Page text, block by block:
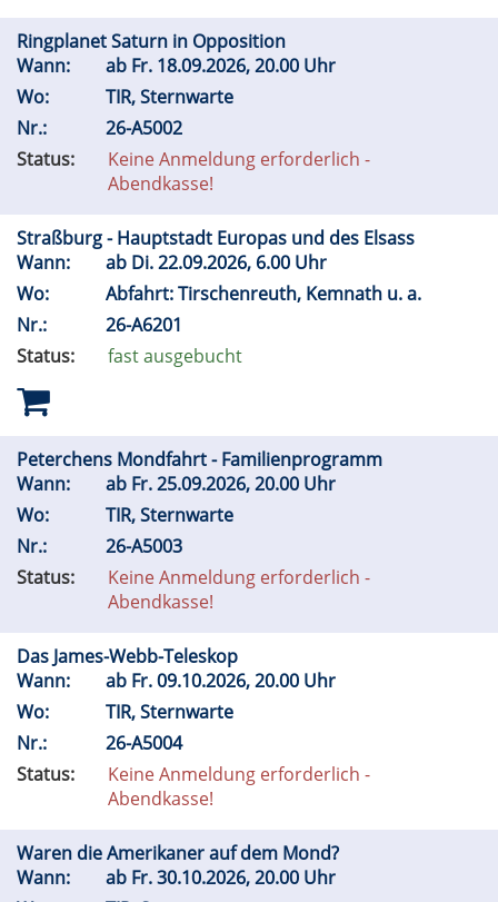
Ringplanet Saturn in Opposition
Wann:
ab Fr. 18.09.2026, 20.00 Uhr
Wo:
TIR, Sternwarte
Nr.:
26-A5002
Status:
Keine Anmeldung erforderlich -
Abendkasse!
Straßburg - Hauptstadt Europas und des Elsass
Wann:
ab Di.22.09.2026, 6.00 Uhr
Wo:
Abfahrt: Tirschenreuth, Kemnath u. a.
Nr.:
26-A6201
Status:
fast ausgebucht
Peterchens Mondfahrt - Familienprogramm
Wann:
ab Fr.25.09.2026, 20.00 Uhr
Wo:
TIR, Sternwarte
Nr.:
26-A5003
Status:
Keine Anmeldung erforderlich -
Abendkasse!
Das James-Webb-Teleskop
Wann:
ab Fr.09.10.2026, 20.00 Uhr
Wo:
TIR, Sternwarte
Nr.:
26-A5004
Status:
Keine Anmeldung erforderlich -
Abendkasse!
Waren die Amerikaner auf dem Mond?
Wann:
ab Fr.30.10.2026, 20.00 Uhr